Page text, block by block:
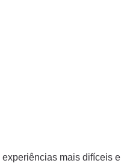
mais difíceis e